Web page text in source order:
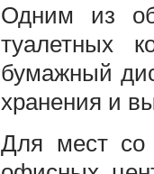
Одним из
туалетных
бумажный
хранения и
Для мест со